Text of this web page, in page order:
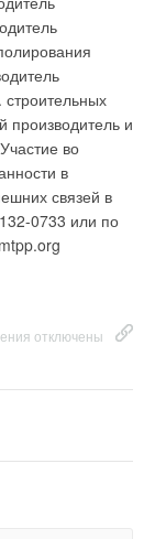
производитель и
во
в
связей в
0733 или по
отключены